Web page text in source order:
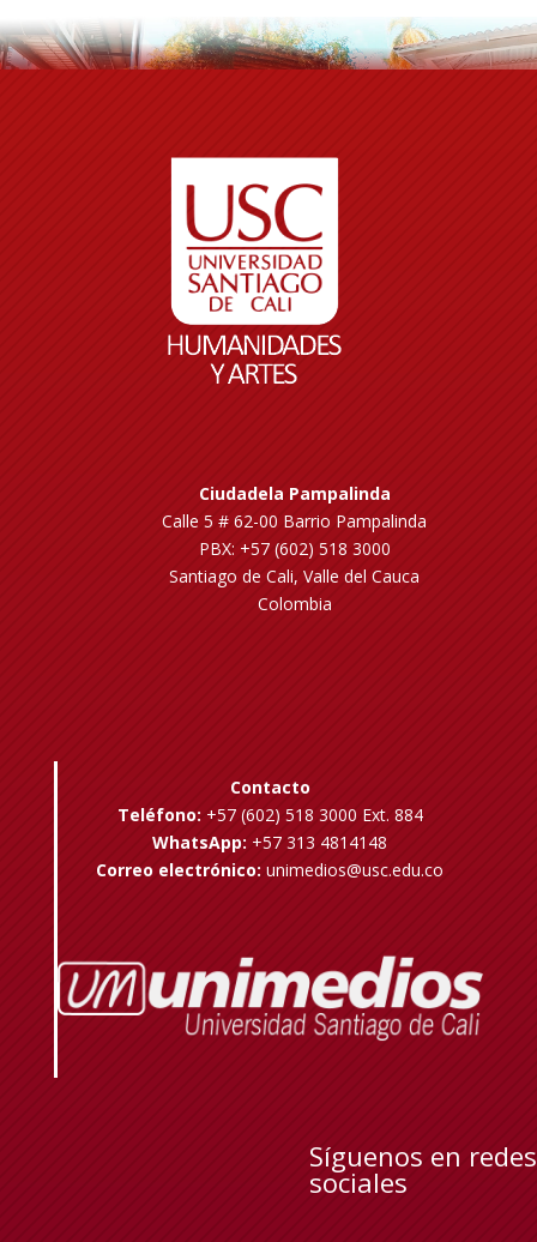
Ciudadela Pampalinda
Calle 5 # 62-00 Barrio Pampalinda
PBX: +57 (602) 518 3000
Santiago de Cali, Valle del Cauca
Colombia
Contacto
Teléfono: +57 (602) 518 3000 Ext. 884
WhatsApp: +57 313 4814148
Correo electrónico: unimedios@usc.edu.co
Síguenos en redes
sociales